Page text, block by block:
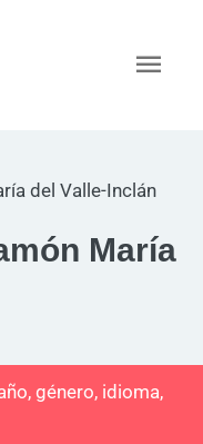
del Valle-Inclán
María
género, idioma,